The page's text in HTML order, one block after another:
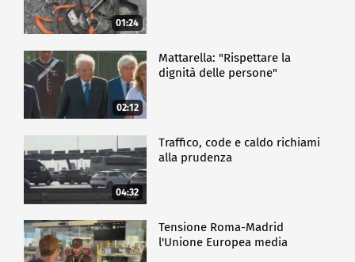
01:24
02:12
Mattarella: "Rispettare la
dignità delle persone"
04:32
Traffico, code e caldo richiami
alla prudenza
Tensione Roma-Madrid
l'Unione Europea media